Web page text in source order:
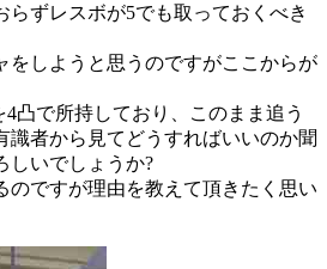
らずレスボが5でも取っておくべき
をしようと思うのですがここからが
凸で所持しており、このまま追う
識者から見てどうすればいいのか聞
しいでしょうか?
のですが理由を教えて頂きたく思い